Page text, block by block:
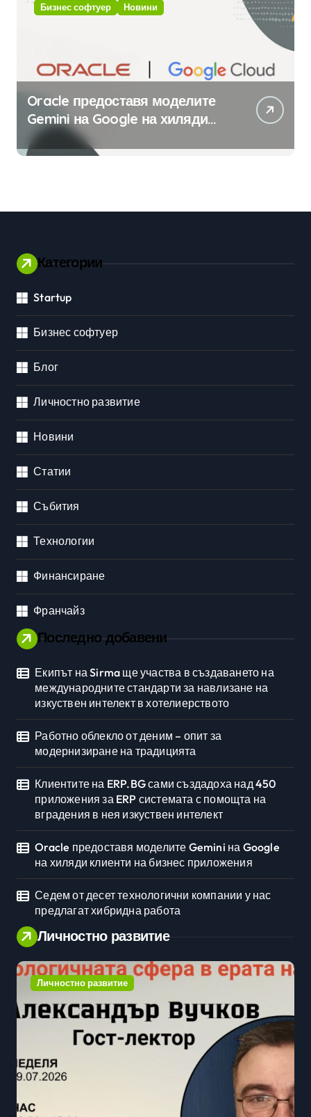
Бизнес софтуер Новини
Oracle предоставя моделите
Gemini на Google на хиляди
клиенти на бизнес
приложения
Категории
Startup
Бизнес софтуер
Блог
Личностно развитие
Новини
Статии
Събития
Технологии
Финансиране
Франчайз
Последно добавени
Екипът на Sirma ще участва в създаването на
международните стандарти за навлизане на
изкуствен интелект в хотелиерството
Работно облекло от деним – опит за
модернизиране на традицията
Клиентите на ERP.BG сами създадоха над 450
приложения за ERP системата с помощта на
вградения в нея изкуствен интелект
Oracle предоставя моделите Gemini на Google
на хиляди клиенти на бизнес приложения
Седем от десет технологични компании у нас
предлагат хибридна работа
Личностно развитие
Личностно развитие